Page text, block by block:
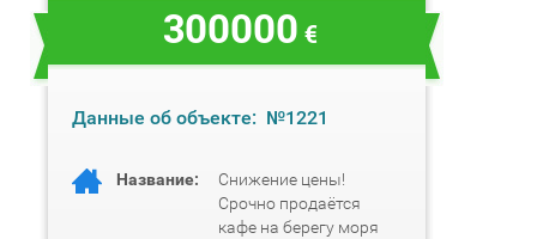
300000 €
Данные об объекте: №1221
Название:
Снижение цены!
Срочно продаётся
кафе на берегу моря